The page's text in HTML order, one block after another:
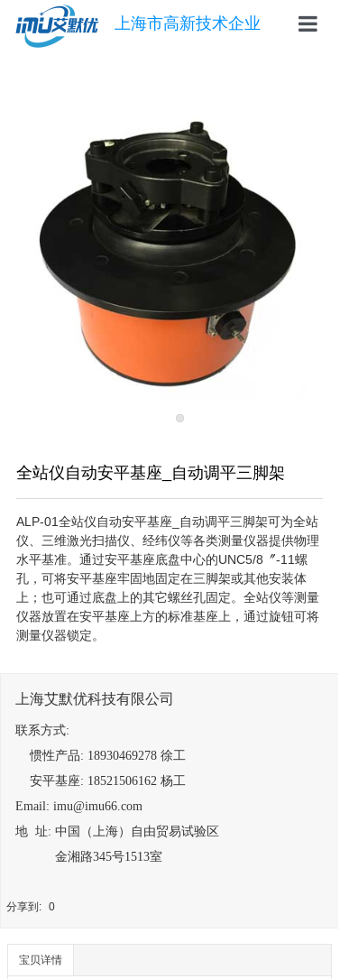
上海市高新技术企业
全站仪自动安平基座_自动调平三脚架
ALP-01全站仪自动安平基座_自动调平三脚架可为全站
仪、三维激光扫描仪、经纬仪等各类测量仪器提供物理
水平基准。通过安平基座底盘中心的UNC5/8〞-11螺
孔，可将安平基座牢固地固定在三脚架或其他安装体
上；也可通过底盘上的其它螺丝孔固定。全站仪等测量
仪器放置在安平基座上方的标准基座上，通过旋钮可将
测量仪器锁定。
提交意向单
上海艾默优科技有限公司
联系方式:
惯性产品: 18930469278 徐工
安平基座: 18521506162 杨工
Email: imu@imu66.com
地 址: 中国（上海）自由贸易试验区
金湘路345号1513室
分享到: 0
宝贝详情